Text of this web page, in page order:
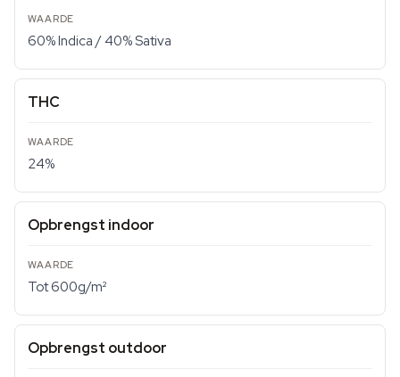
60% Indica / 40% Sativa
THC
24%
Opbrengst indoor
Tot 600g/m²
Opbrengst outdoor